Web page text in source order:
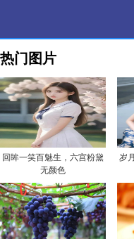
热门图片
回眸一笑百魅生，六宫粉黛
无颜色
岁